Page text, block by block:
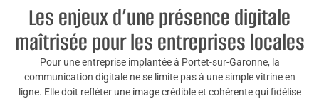
Les enjeux d’une présence digitale
maîtrisée pour les entreprises locales
Pour une entreprise implantée à Portet-sur-Garonne, la
communication digitale ne se limite pas à une simple vitrine en
ligne. Elle doit refléter une image crédible et cohérente qui fidélise